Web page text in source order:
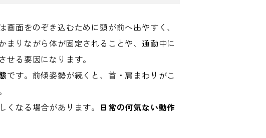
面をのぞき込むために頭が前へ出やすく、
りながら体が固定されることや、通勤中に
る要因になります。
です。前傾姿勢が続くと、首・肩まわりがこ
なる場合があります。 日常の何気ない動作